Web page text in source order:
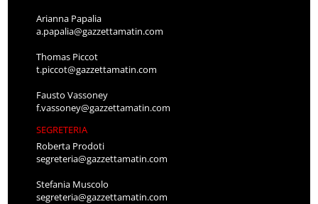
Arianna Papalia
a.papalia@gazzettamatin.com
Thomas Piccot
t.piccot@gazzettamatin.com
Fausto Vassoney
f.vassoney@gazzettamatin.com
SEGRETERIA
Roberta Prodoti
segreteria@gazzettamatin.com
Stefania Muscolo
segreteria@gazzettamatin.com